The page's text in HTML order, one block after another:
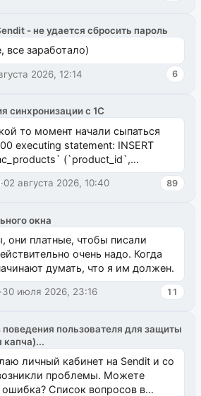
- не удается сбросить пароль
заработало)
2026, 12:14 6
синхронизации с 1С
то момент начали сыпаться
executing statement: INSERT
(`product_id`,
·02 августа 2026, 10:40 89
окна
они платные, чтобы писали
очень надо. Когда
думать, что я им должен.
·30 июля 2026, 23:16 11
пользователя для защиты
капча)...
личный кабинет на Sendit и со
проблемы. Можете
ошибка? Список вопросов в